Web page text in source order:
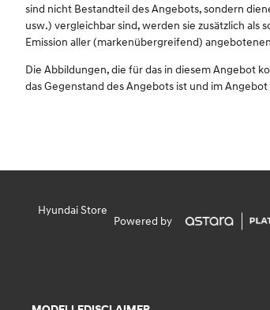
sind nicht Bestandteil des Angebots, sondern
usw.) vergleichbar sind, werden sie zusätzlich als
Emission aller (markenübergreifend)
Die Abbildungen, die für das in diesem Angebot
das Gegenstand des Angebots ist und im
Hyundai Store
Powered by